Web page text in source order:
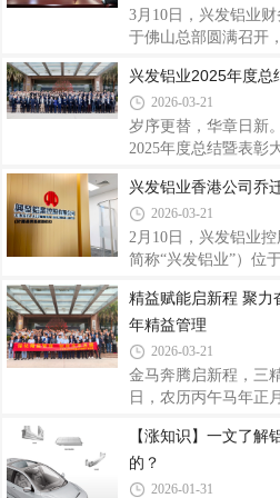
领军地位，彰显中国
本次评选由行业权威
发企业及行业专家，
能力、品牌口碑、市
果兼具专
3月10日，兴发铝业
于佛山总部圆满召开
软件（中国）有限公
与多平台集成，推动
化、智能化，为集团
兴发铝业财务副总监
缓。本次项目将以“
化”为建设路径，打通
统等多平台数据壁垒
兴发铝业2025年度总
2026-03-21
岁序更替，华章日新
2025年度总结暨表彰
点任务，同时表彰在
和先进团队，进一步
更加积极昂扬的姿态
上，公司总经理廖玉
一年所取得的发展成
程中存在的短板与挑
目标进行了展望。廖
兴发铝业香港公司乔
2026-03-21
2月10日，兴发铝业
简称“兴发铝业”）位
公司自有物业，此举
根基，提升了运营稳
观塘区是香港重要的
络发达，商业配套成
品牌展示提供更优质
局业务。此次迁入自
重要举措，不仅彰显
精益赋能启新程 聚
年精益管理
2026-03-21
金马奔腾启新程，三
日，农历丙午马年正
通过线上+线下的形
领导班子、各基地总
技术等关键岗位负责
【涨知识】一文了
的？
2026-01-31